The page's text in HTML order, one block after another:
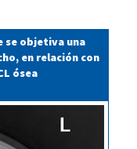
se objetiva una
en relación con
ósea